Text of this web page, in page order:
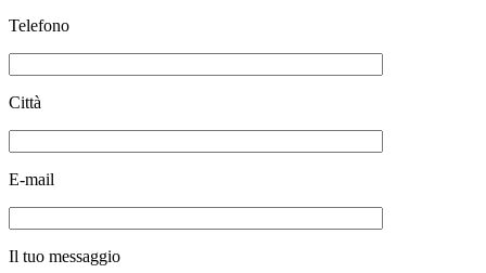
Telefono
Città
E-mail
Il tuo messaggio